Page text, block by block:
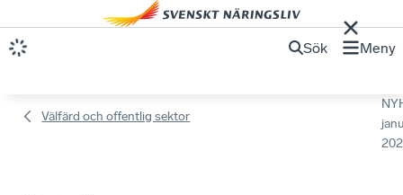
Sök Meny
Välfärd och offentlig sektor